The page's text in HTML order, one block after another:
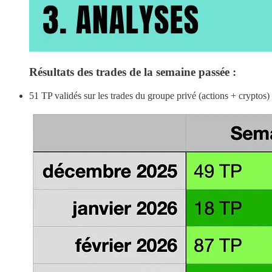
Résultats des trades de la semaine passée :
51 TP validés sur les trades du groupe privé (actions + cryptos)